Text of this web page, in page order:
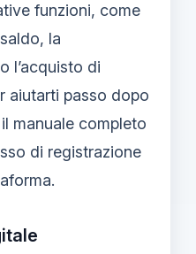
funzioni, come
la
l’acquisto di
aiutarti passo dopo
manuale completo
di registrazione